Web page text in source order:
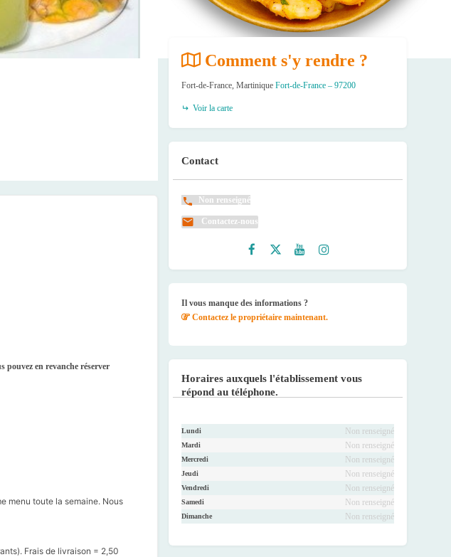
pouvez en revanche réserver
menu toute la semaine. Nous
Frais de livraison = 2,50
Comment s'y rendre ?
Fort-de-France, Martinique Fort-de-France – 97200
Voir la carte
Contact
Non renseigné
Contactez-nous
Il vous manque des informations ?
Contactez le propriétaire maintenant.
Horaires auxquels l'établissement vous
répond au téléphone.
Lundi Non renseigné
Mardi Non renseigné
Mercredi Non renseigné
Jeudi Non renseigné
Vendredi Non renseigné
Samedi Non renseigné
Dimanche Non renseigné